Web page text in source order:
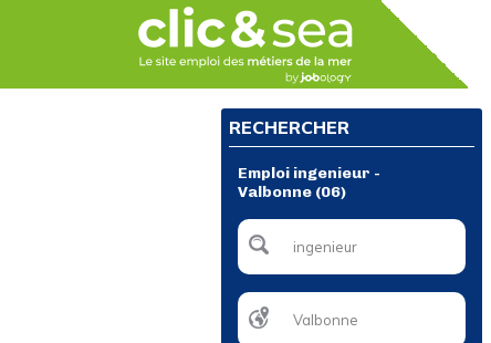
RECHERCHER
Emploi ingenieur -
Valbonne (06)